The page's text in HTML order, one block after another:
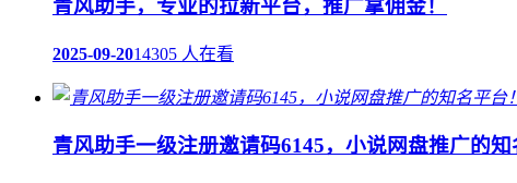
青风助手，专业的拉新平台，推广拿佣金！
2025-09-2014305 人在看
青风助手一级注册邀请码6145，小说网盘推广的知